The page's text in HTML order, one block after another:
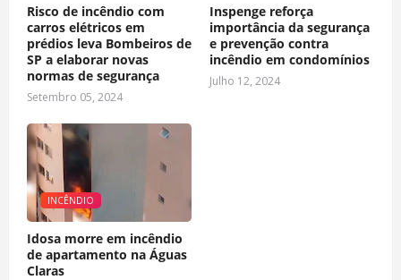
Risco de incêndio com
carros elétricos em
prédios leva Bombeiros de
SP a elaborar novas
normas de segurança
Setembro 05, 2024
Inspenge reforça
importância da segurança
e prevenção contra
incêndio em condomínios
Julho 12, 2024
INCÊNDIO
Idosa morre em incêndio
de apartamento na Águas
Claras